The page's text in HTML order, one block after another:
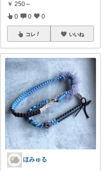
￥ 250～
0 0 0
コレ いいね
ほみゅる